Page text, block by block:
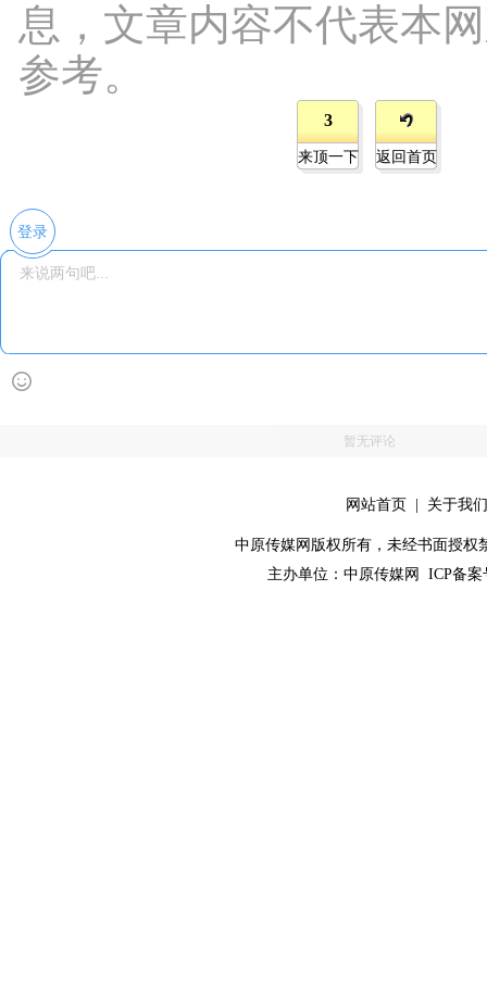
息，文章内容不代表本
参考。
3
来顶一下 返回首页
登录
暂无评论
网站首页 关于我们
中原传媒网版权所有，未经书面授权
主办单位： 中原传媒网 ICP备案